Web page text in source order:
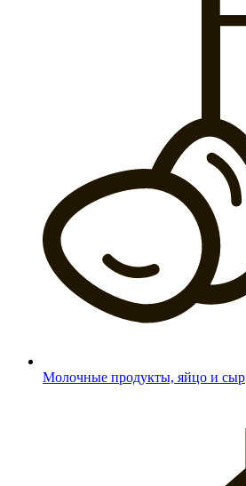
Молочные продукты, яйцо и сыр